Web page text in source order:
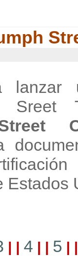
lanzar
Estados
| | 4 | | 5 |